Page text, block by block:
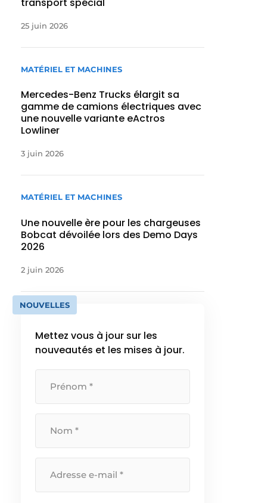
25 juin 2026
MATÉRIEL ET MACHINES
Mercedes-Benz Trucks élargit sa
gamme de camions électriques avec
une nouvelle variante eActros
Lowliner
3 juin 2026
MATÉRIEL ET MACHINES
Une nouvelle ère pour les chargeuses
Bobcat dévoilée lors des Demo Days
2026
2 juin 2026
NOUVELLES
Mettez vous à jour sur les
nouveautés et les mises à jour.